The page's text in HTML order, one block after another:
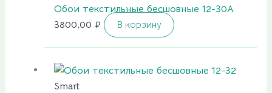
Обои текстильные бесшовные 12-30A
3800,00 ₽ В корзину
Smart